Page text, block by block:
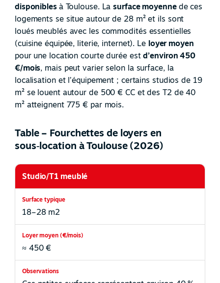
disponiblesà Toulouse. Lasurface moyennede ces
logements se situe autour de 28 m² et ils sont
loués meublés avec les commodités essentielles
(cuisine équipée, literie, internet). Le loyer moyen
pour une location courte durée estd’environ 450
€/mois, mais peut varier selon la surface, la
localisation et l’équipement ; certains studios de 19
m² se louent autour de 500 € CC et des T2 de 40
m² atteignent 775 € par mois.
Table – Fourchettes de loyers en
sous‑location à Toulouse (2026)
Studio/T1 meublé
18–28 m2
≈ 450 €